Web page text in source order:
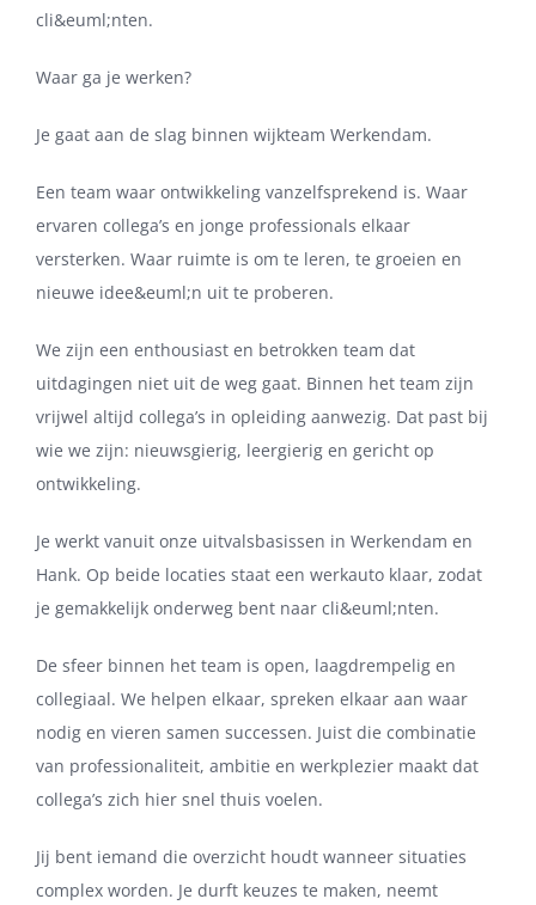
cli&euml;nten.
Waar ga je werken?
Je gaat aan de slag binnen wijkteam Werkendam.
Een team waar ontwikkeling vanzelfsprekend is. Waar
ervaren collega’s en jonge professionals elkaar
versterken. Waar ruimte is om te leren, te groeien en
nieuwe idee&euml;n uit te proberen.
We zijn een enthousiast en betrokken team dat
uitdagingen niet uit de weg gaat. Binnen het team zijn
vrijwel altijd collega’s in opleiding aanwezig. Dat past bij
wie we zijn: nieuwsgierig, leergierig en gericht op
ontwikkeling.
Je werkt vanuit onze uitvalsbasissen in Werkendam en
Hank. Op beide locaties staat een werkauto klaar, zodat
je gemakkelijk onderweg bent naar cli&euml;nten.
De sfeer binnen het team is open, laagdrempelig en
collegiaal. We helpen elkaar, spreken elkaar aan waar
nodig en vieren samen successen. Juist die combinatie
van professionaliteit, ambitie en werkplezier maakt dat
collega’s zich hier snel thuis voelen.
Jij bent iemand die overzicht houdt wanneer situaties
complex worden. Je durft keuzes te maken, neemt